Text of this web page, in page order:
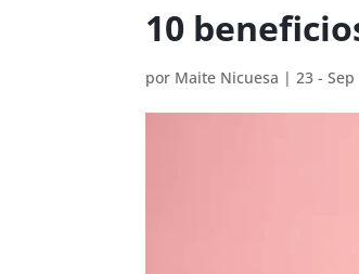
10
por Maite Nicuesa |23 -